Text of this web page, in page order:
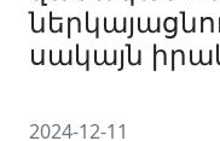
2024-12-11